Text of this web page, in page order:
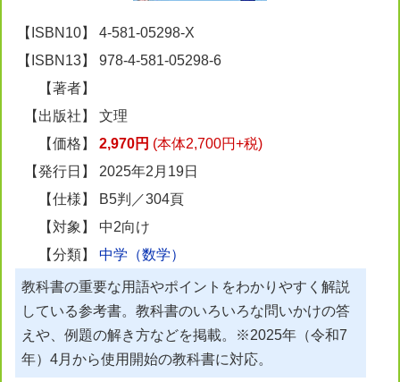
【ISBN10】
4-581-05298-X
【ISBN13】
978-4-581-05298-6
【著者】
【出版社】
文理
【価格】
2,970円 (本体2,700円+税)
【発行日】
2025年2月19日
【仕様】
B5判／304頁
【対象】
中2向け
【分類】
中学（数学）
教科書の重要な用語やポイントをわかりやすく解説
している参考書。教科書のいろいろな問いかけの答
えや、例題の解き方などを掲載。※2025年（令和7
年）4月から使用開始の教科書に対応。